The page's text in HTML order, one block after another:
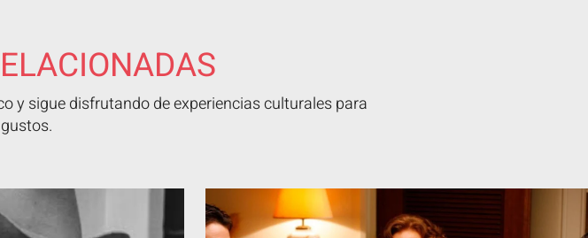
y sigue disfrutando de experiencias culturales para